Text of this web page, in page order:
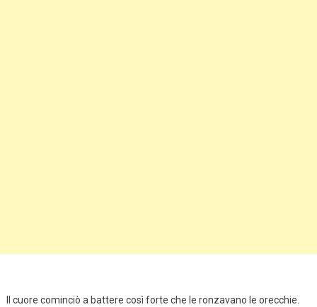
Il cuore cominciò a battere così forte che le ronzavano le orecchie.